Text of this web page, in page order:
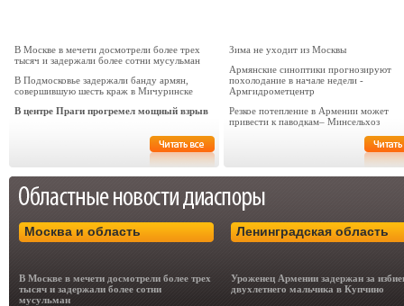
В Москве в мечети досмотрели более трех
тысяч и задержали более сотни мусульман
В Подмосковье задержали банду армян,
совершившую шесть краж в Мичуринске
В центре Праги прогремел мощный взрыв
Зима не уходит из Москвы
Армянские синоптики прогнозируют
похолодание в начале недели -
Армгидрометцентр
Резкое потепление в Армении может
привести к паводкам– Минсельхоз
Москва и область
В Москве в мечети досмотрели более трех
тысяч и задержали более сотни
мусульман
Ленинградская область
Уроженец Армении задержан за
двухлетнего мальчика в Купчино